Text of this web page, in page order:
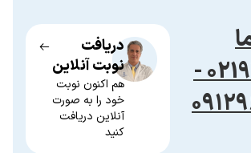
02191301789 -
دریافت
نوبت آنلاین
هم اکنون نوبت
خود را به صورت
آنلاین دریافت
کنید